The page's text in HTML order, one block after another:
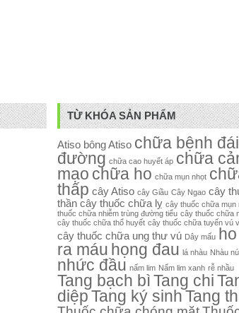
TỪ KHÓA SẢN PHẨM
Atiso bông Atiso chữa bệnh đái
đường chữa cao huyết áp chữa
mạo chữa ho chữa mụn nhọt
thấp cây Atiso cây Giầu Cây Ngao cây
thần cây thuốc chữa lỵ cây thuốc chữa mụn
thuốc chữa nhiễm trùng đường tiểu cây thuốc chữa
cây thuốc chữa thổ huyết cây thuốc chữa tuyến vú
cây thuốc chữa ung thư vú Dây mấu ho
ra máu họng đau lá nhàu Nhàu
nhức đầu nấm lim Nấm lim xanh rễ nhầu
Tang bạch bì Tang chi
diệp Tang ký sinh Tang